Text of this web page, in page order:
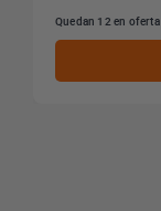
Quedan 12 en oferta